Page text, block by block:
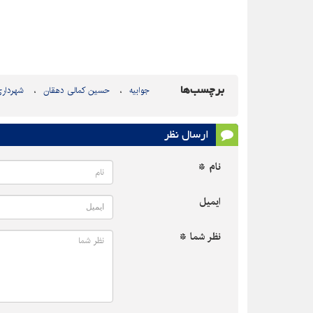
برچسب‌ها جوابیه حسین کمالی دهقان
ارسال نظر
نام *
ایمیل
نظر شما *